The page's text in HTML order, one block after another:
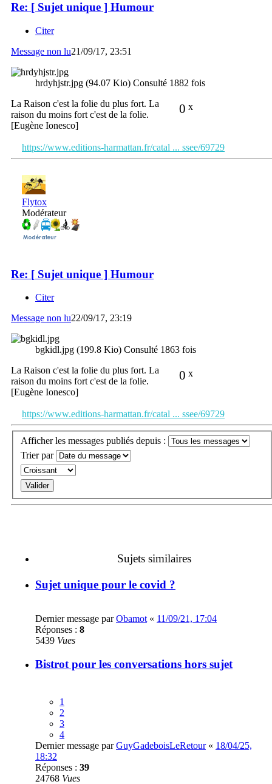
Re: [ Sujet unique ] Humour
Citer
Message non lu21/09/17, 23:51
hrdyhjstr.jpg (94.07 Kio) Consulté 1882 fois
0 x
La Raison c'est la folie du plus fort. La
raison du moins fort c'est de la folie.
[Eugène Ionesco]
https://www.editions-harmattan.fr/catal ... ssee/69729
Flytox
Modérateur
Re: [ Sujet unique ] Humour
Citer
Message non lu22/09/17, 23:19
bgkidl.jpg (199.8 Kio) Consulté 1863 fois
0 x
La Raison c'est la folie du plus fort. La
raison du moins fort c'est de la folie.
[Eugène Ionesco]
https://www.editions-harmattan.fr/catal ... ssee/69729
Afficher les messages publiés depuis :
Trier par
Sujets similaires
Sujet unique pour le covid ?
Dernier message parObamot « 11/09/21, 17:04
Réponses : 8
5439 Vues
Bistrot pour les conversations hors sujet
1
2
3
4
Dernier message parGuyGadeboisLeRetour« 18/04/25,
18:32
Réponses : 39
24768 Vues